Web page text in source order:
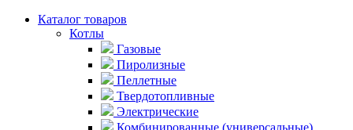
Каталог товаров
Котлы
Газовые
Пиролизные
Пеллетные
Твердотопливные
Электрические
Комбинированные (универсальные)